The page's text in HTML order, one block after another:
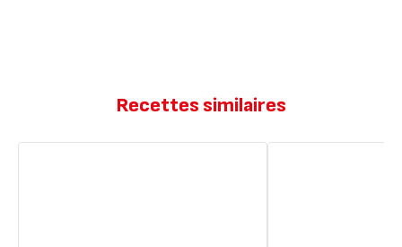
Recettes similaires